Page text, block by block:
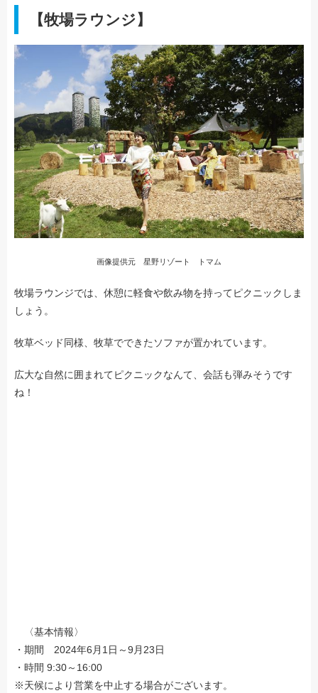
【牧場ラウンジ】
画像提供元 星野リゾート トマム
牧場ラウンジでは、休憩に軽食や飲み物を持ってピクニックしま
しょう。
牧草ベッド同様、牧草でできたソファが置かれています。
広大な自然に囲まれてピクニックなんて、会話も弾みそうです
ね！
〈基本情報〉
・期間 2024年6月1日～9月23日
・時間 9:30～16:00
※天候により営業を中止する場合がございます。